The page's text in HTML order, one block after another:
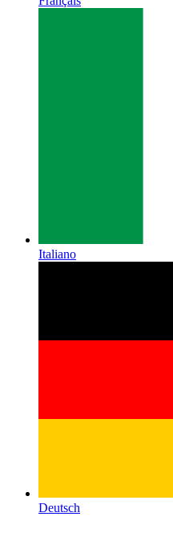
Italiano
Deutsch